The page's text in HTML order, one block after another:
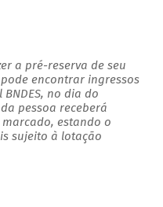
a pré-reserva de seu
encontrar ingressos
no dia do
pessoa receberá
estando o
sujeito à lotação